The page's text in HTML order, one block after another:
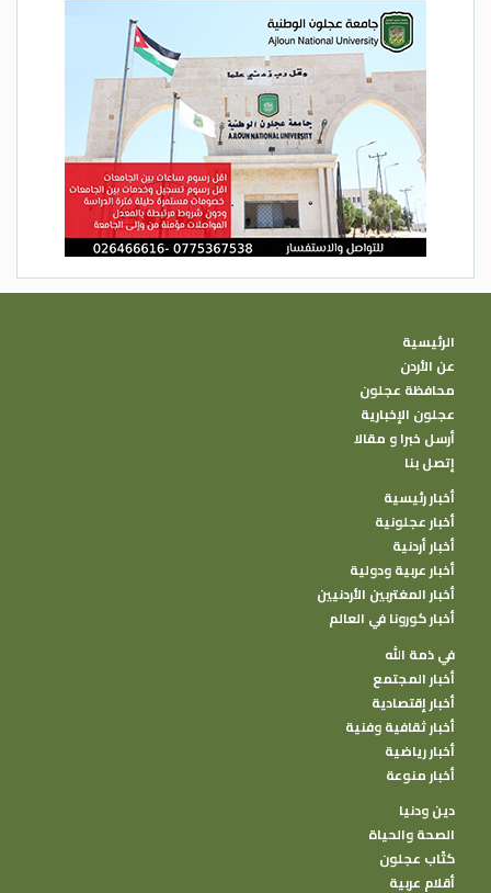
الرئيسية
عن الأردن
محافظة عجلون
عجلون الإخبارية
أرسل خبرا و مقالا
إتصل بنا
أخبار رئيسية
أخبار عجلونية
أخبار أردنية
أخبار عربية ودولية
أخبار المغتربين الأردنيين
أخبار كورونا في العالم
في ذمة الله
أخبار المجتمع
أخبار إقتصادية
أخبار ثقافية وفنية
أخبار رياضية
أخبار منوعة
دين ودنيا
الصحة والحياة
كتًاب عجلون
أقلام عربية